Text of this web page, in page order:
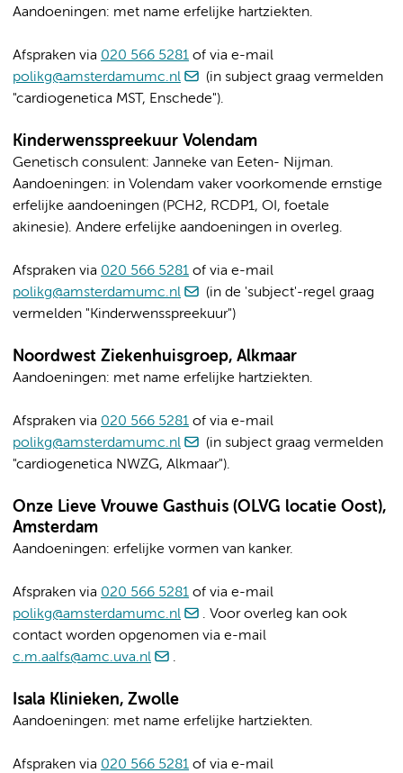
Aandoeningen: met name erfelijke hartziekten.
Afspraken via 020 566 5281 of via e-mail
polikg@amsterdamumc.nl
(in subject graag vermelden
"cardiogenetica MST, Enschede").
Kinderwensspreekuur Volendam
Genetisch consulent: Janneke van Eeten- Nijman.
Aandoeningen: in Volendam vaker voorkomende ernstige
erfelijke aandoeningen (PCH2, RCDP1, OI, foetale
akinesie). Andere erfelijke aandoeningen in overleg.
Afspraken via 020 566 5281 of via e-mail
polikg@amsterdamumc.nl
(in de 'subject'-regel graag
vermelden "Kinderwensspreekuur")
Noordwest Ziekenhuisgroep, Alkmaar
Aandoeningen: met name erfelijke hartziekten.
Afspraken via 020 566 5281 of via e-mail
polikg@amsterdamumc.nl
(in subject graag vermelden
"cardiogenetica NWZG, Alkmaar").
Onze Lieve Vrouwe Gasthuis (OLVG locatie Oost),
Amsterdam
Aandoeningen: erfelijke vormen van kanker.
Afspraken via 020 566 5281 of via e-mail
polikg@amsterdamumc.nl
. Voor overleg kan ook
contact worden opgenomen via e-mail
c.m.aalfs@amc.uva.nl
.
Isala Klinieken, Zwolle
Aandoeningen: met name erfelijke hartziekten.
Afspraken via 020 566 5281 of via e-mail